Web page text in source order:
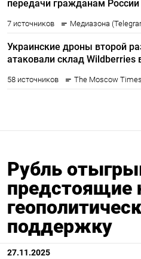
Рубль
предстоящие
поддержку
27.11.2025